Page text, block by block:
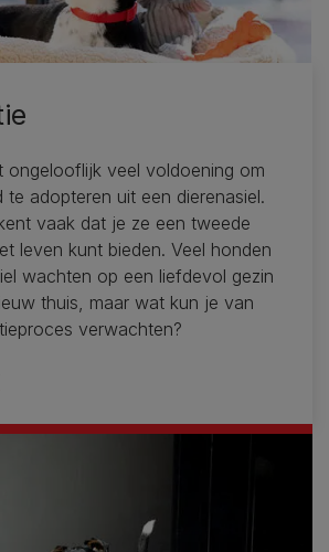
ongelooflijk veel voldoening om
te adopteren uit een dierenasiel.
vaak dat je ze een tweede
leven kunt bieden. Veel honden
wachten op een liefdevol gezin
thuis, maar wat kun je van
verwachten?